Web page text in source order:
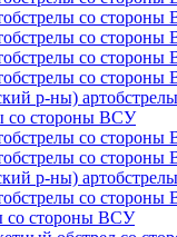
со
со
со
со
р-ны)
со стороны ВСУ
со
со
р-ны)
со
со стороны ВСУ